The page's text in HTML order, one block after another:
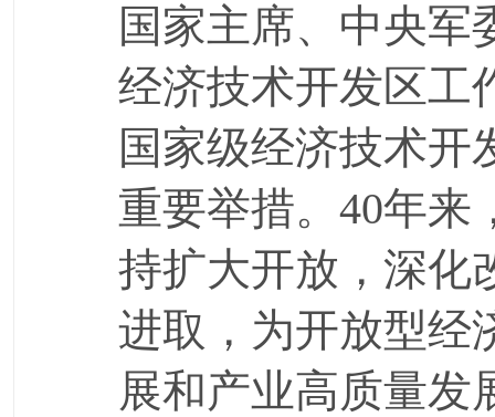
国家主席、中央军
经济技术开发区工
国家级经济技术开
重要举措。40年来
持扩大开放，深化
进取，为开放型经
展和产业高质量发